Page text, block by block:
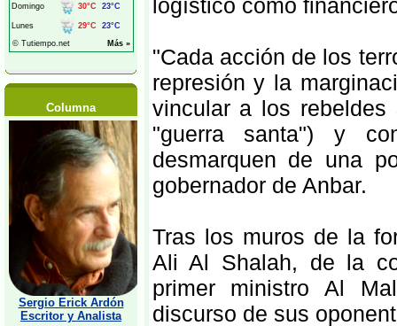
Columna
Sergio Erick Ardón
Escritor y Analista
logístico como
"Cada acción de los
represión y la
vincular a los
"guerra santa") y
desmarquen de una
gobernador de Anbar.
Tras los muros de la
Ali Al Shalah, de la
primer ministro Al
discurso de sus